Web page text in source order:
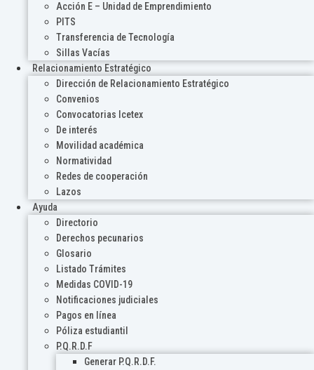
Acción E – Unidad de Emprendimiento
PITS
Transferencia de Tecnología
Sillas Vacías
Relacionamiento Estratégico
Dirección de Relacionamiento Estratégico
Convenios
Convocatorias Icetex
De interés
Movilidad académica
Normatividad
Redes de cooperación
Lazos
Ayuda
Directorio
Derechos pecunarios
Glosario
Listado Trámites
Medidas COVID-19
Notificaciones judiciales
Pagos en línea
Póliza estudiantil
P.Q.R.D.F
Generar P.Q.R.D.F.